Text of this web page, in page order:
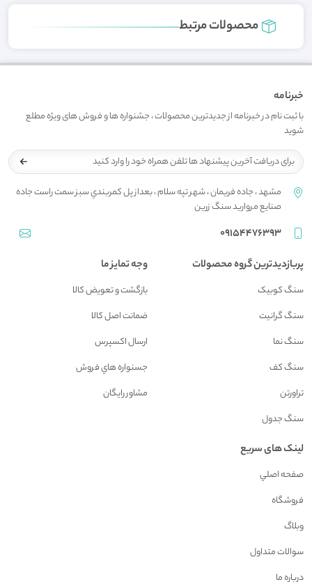
محصولات مرتبط
خبرنامه
با ثبت نام در خبرنامه از جدیدترین محصولات ، جشنواره ها و فروش های ویژه مطلع
شوید
مشهد ، جاده فريمان ، شهر تپه سلام ، بعداز پل کمربندي سبز سمت راست جاده
صنايع مرواريد سنگ زرين
09154476393
پربازدیدترین گروه محصولات
سنگ کوبیک
سنگ گرانیت
سنگ نما
سنگ کف
تراورتن
سنگ جدول
وجه تمایز ما
بازگشت و تعويض کالا
ضمانت اصل کالا
ارسال اکسپرس
جسنواره هاي فروش
مشاور رايگان
لینک های سریع
صفحه اصلي
فروشگاه
وبلاگ
سوالات متداول
درباره ما